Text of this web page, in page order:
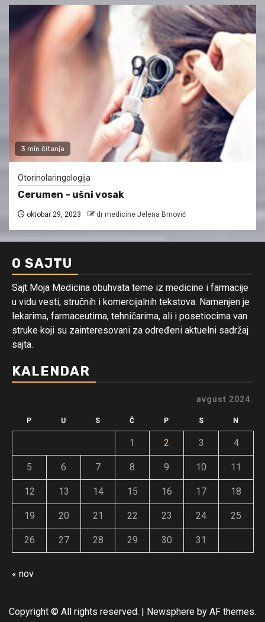
3 min čitanja
Otorinolaringologija
Cerumen – ušni vosak
oktobar 29, 2023 dr medicine Jelena Brnović
O SAJTU
Sajt Moja Medicina obuhvata teme iz medicine i farmacije
u vidu vesti, stručnih i komercijalnih tekstova. Namenjen je
lekarima, farmaceutima, tehničarima, ali i posetiocima van
struke koji su zainteresovani za određeni aktuelni sadržaj
sajta.
KALENDAR
avgust 2024.
P U S Č P S N
1 2 3 4
5 6 7 8 9 10 11
12 13 14 15 16 17 18
19 20 21 22 23 24 25
26 27 28 29 30 31
« nov
Copyright © All rights reserved. | Newsphere by AF themes.